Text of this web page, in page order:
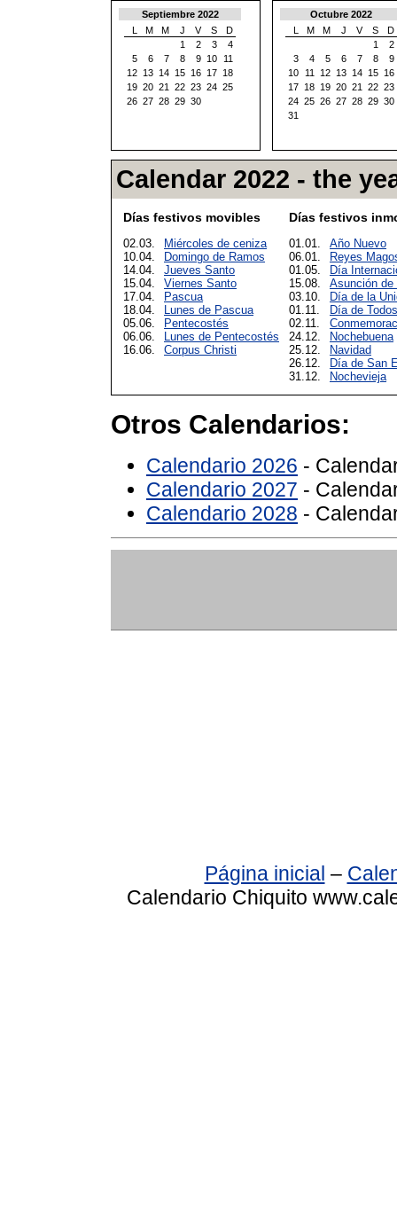
Septiembre 2022
L
M M J V S
D
1
2 3
4
5
6 7 8 9 10
11
12 13 14 15 16 17 18
19 20 21 22 23 24 25
26 27 28 29 30
Octubre 2022
L
M M J V S
D
1
2
3
4 5 6 7 8
9
10
11 12 13 14 15 16
17 18 19 20 21 22 23
24 25 26 27 28 29 30
31
Calendar 2022 - the
Días festivos movibles
02.03.
Miércoles de ceniza
10.04.
Domingo de Ramos
14.04.
Jueves Santo
15.04.
Viernes Santo
17.04.
Pascua
18.04.
Lunes de Pascua
05.06.
Pentecostés
06.06.
Lunes de Pentecostés
16.06.
Corpus Christi
Días festivos
01.01.
Año Nuevo
06.01.
Reyes
01.05.
Día
15.08.
Asunción de
03.10.
Día de la
01.11.
Día de
02.11.
24.12.
Nochebuena
25.12.
Navidad
26.12.
Día de San
31.12.
Nochevieja
Otros Calendarios:
Calendario 2026 -
Calendario 2027 -
Calendario 2028 -
Página inicial –
Calendario Chiquito